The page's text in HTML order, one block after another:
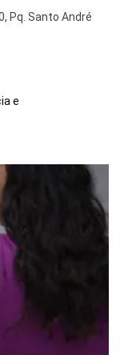
Pq. Santo André
e